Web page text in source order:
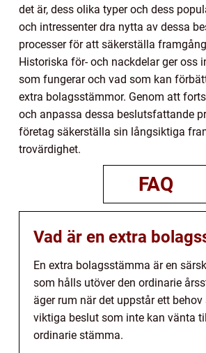
det är, dess olika typer och dess
och intressenter dra nytta av dessa
processer för att säkerställa
Historiska för- och nackdelar ger oss
som fungerar och vad som kan
extra bolagsstämmor. Genom att
och anpassa dessa beslutsfattande
företag säkerställa sin långsiktiga
trovärdighet.
FAQ
Vad är en extra
En extra bolagsstämma är en
som hålls utöver den ordinarie
äger rum när det uppstår ett
viktiga beslut som inte kan vänta
ordinarie stämma.